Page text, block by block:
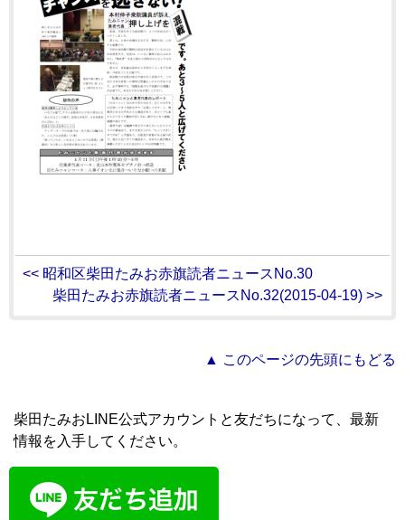
<< 昭和区柴田たみお赤旗読者ニュースNo.30
柴田たみお赤旗読者ニュースNo.32(2015-04-19) >>
▲ このページの先頭にもどる
柴田たみおLINE公式アカウントと友だちになって、最新
情報を入手してください。